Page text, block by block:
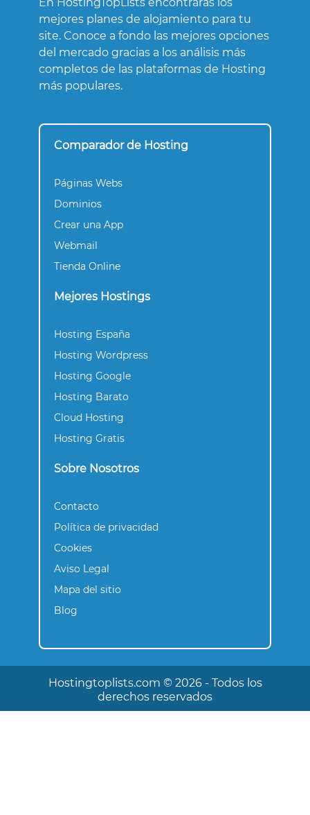
En HostingTopLists encontraras los
mejores planes de alojamiento para tu
site. Conoce a fondo las mejores opciones
del mercado gracias a los análisis más
completos de las plataformas de Hosting
más populares.
Comparador de Hosting
Páginas Webs
Dominios
Crear una App
Webmail
Tienda Online
Mejores Hostings
Hosting España
Hosting Wordpress
Hosting Google
Hosting Barato
Cloud Hosting
Hosting Gratis
Sobre Nosotros
Contacto
Política de privacidad
Cookies
Aviso Legal
Mapa del sitio
Blog
Hostingtoplists.com ©️ 2026 - Todos los
derechos reservados